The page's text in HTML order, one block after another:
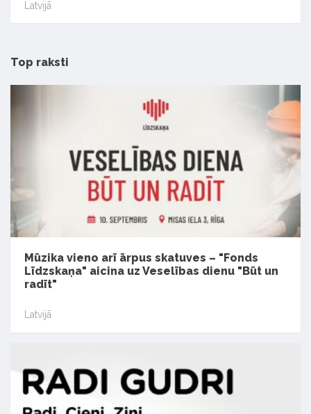
Latvijā
Top raksti
Mūzika vieno arī ārpus skatuves – "Fonds
Līdzskaņa" aicina uz Veselības dienu "Būt un
radīt"
Latvijā